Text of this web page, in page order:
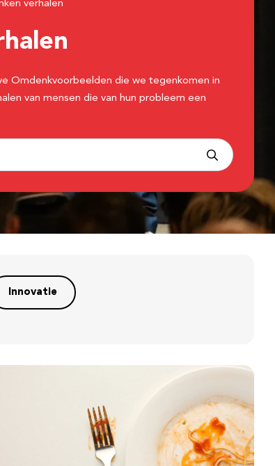
verhalen
Omdenkvoorbeelden die we tegenkomen in
van mensen die van hun probleem een
Innovatie